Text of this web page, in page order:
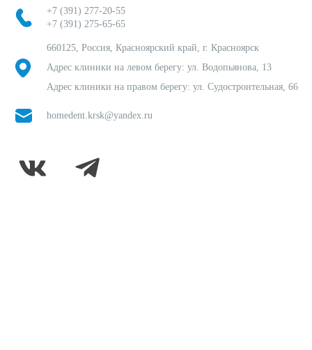
+7 (391) 277-20-55
+7 (391) 275-65-65
660125, Россия, Красноярский край, г. Красноярск
Адрес клиники на левом берегу: ул. Водопьянова, 13
Адрес клиники на правом берегу: ул. Судостроительная, 66
homedent.krsk@yandex.ru